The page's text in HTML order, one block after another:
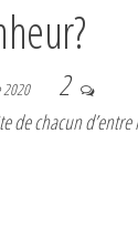
2020 2
de chacun